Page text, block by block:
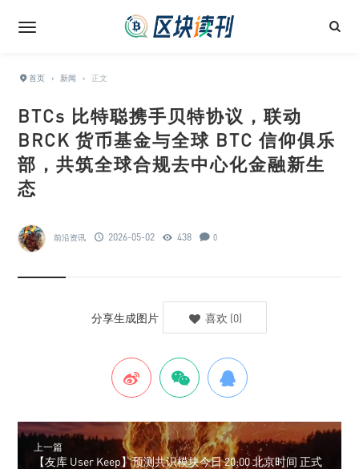
首页 › 新闻 › 正文
BTCs 比特聪携手贝特协议，联动
BRCK 货币基金与全球 BTC 信仰俱乐
部，共筑全球合规去中心化金融新生
态
前沿资讯 2026-05-02 438 0
分享生成图片 喜欢 (0)
上一篇
【友库 User Keep】预测共识模块今日 20:00 北京时间 正式